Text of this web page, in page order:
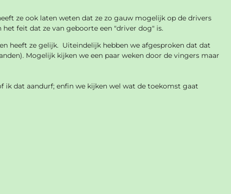
ze ook laten weten dat ze zo gauw mogelijk op de drivers
feit dat ze van geboorte een "driver dog" is.
heeft ze gelijk. Uiteindelijk hebben we afgesproken dat dat
Mogelijk kijken we een paar weken door de vingers maar
ik dat aandurf; enfin we kijken wel wat de toekomst gaat